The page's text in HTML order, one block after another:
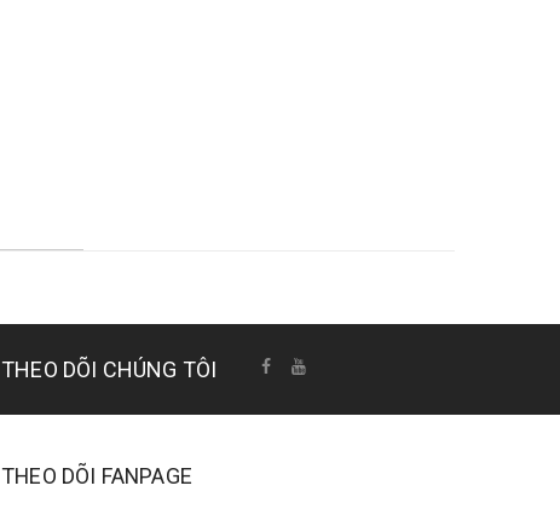
THEO DÕI CHÚNG TÔI
THEO DÕI FANPAGE